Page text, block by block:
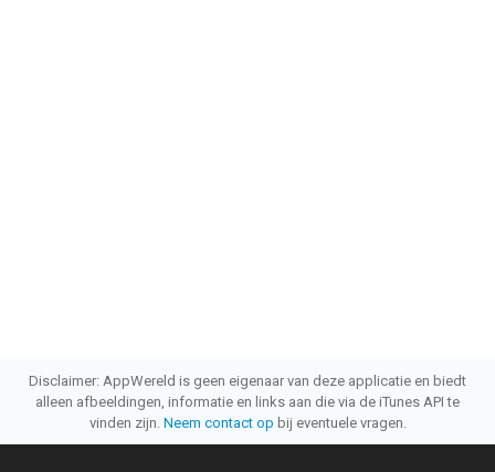
Disclaimer: AppWereld is geen eigenaar van deze applicatie en biedt
alleen afbeeldingen, informatie en links aan die via de iTunes API te
vinden zijn. Neem contact op bij eventuele vragen.